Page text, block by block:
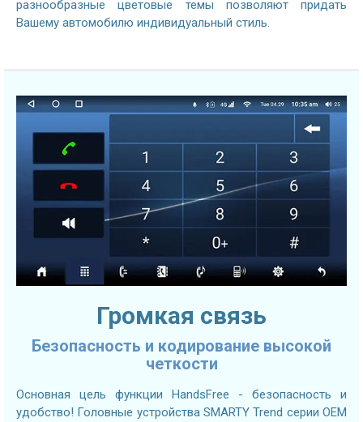
разнообразные цветовые темы позволяют придать
Вашему автомобилю индивидуальный стиль.
Громкая связь
Безопасность и кодирование высокой
четкости
Основная цель функции HandsFree - безопасность и
удобство! Головные устройства SMARTY Trend серии OEM